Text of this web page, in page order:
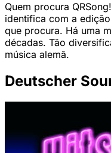
Quem procura
identifica com a
que procura. Há uma
décadas. Tão
música alemã.
Deutscher